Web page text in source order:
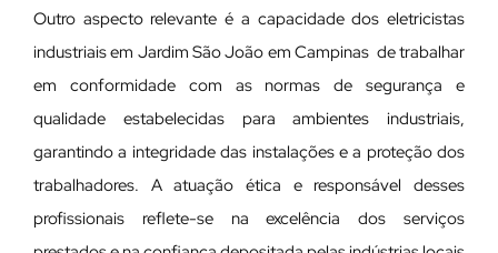
Outro aspecto relevante é a capacidade dos eletricistas
industriais em Jardim São João em Campinas de trabalhar
em conformidade com as normas de segurança e
qualidade estabelecidas para ambientes industriais,
garantindo a integridade das instalações e a proteção dos
trabalhadores. A atuação ética e responsável desses
profissionais reflete-se na excelência dos serviços